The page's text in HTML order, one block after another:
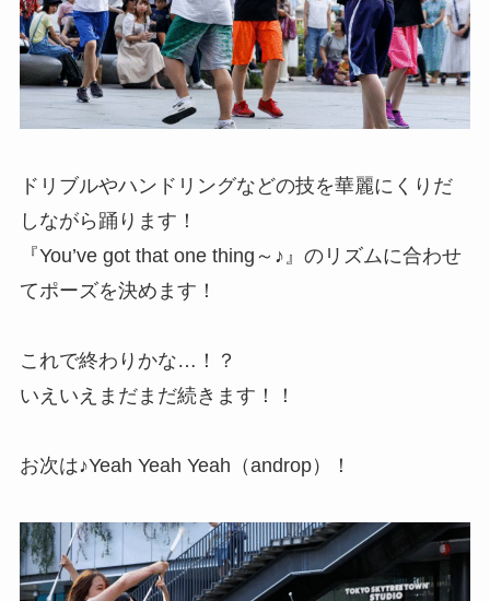
ドリブルやハンドリングなどの技を華麗にくりだ
しながら踊ります！
『You’ve got that one thing～♪』のリズムに合わせ
てポーズを決めます！
これで終わりかな…！？
いえいえまだまだ続きます！！
お次は♪Yeah Yeah Yeah（androp）！